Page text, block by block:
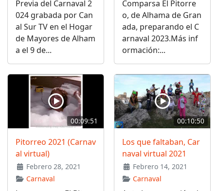
Previa del Carnaval 2
024 grabada por Can
al Sur TV en el Hogar
de Mayores de Alham
a el 9 de...
Comparsa El Pitorre
o, de Alhama de Gran
ada, preparando el C
arnaval 2023.Más inf
ormación:...
00:09:51
Pitorreo 2021 (Carnav
al virtual)
Febrero 28, 2021
Carnaval
00:10:50
Los que faltaban, Car
naval virtual 2021
Febrero 14, 2021
Carnaval